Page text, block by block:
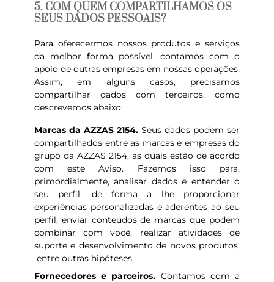
5. COM QUEM COMPARTILHAMOS OS
SEUS DADOS PESSOAIS?
Para oferecermos nossos produtos e serviços
da melhor forma possível, contamos com o
apoio de outras empresas em nossas operações.
Assim, em alguns casos, precisamos
compartilhar dados com terceiros, como
descrevemos abaixo:
Marcas da AZZAS 2154. Seus dados podem ser
compartilhados entre as marcas e empresas do
grupo da AZZAS 2154, as quais estão de acordo
com este Aviso. Fazemos isso para,
primordialmente, analisar dados e entender o
seu perfil, de forma a lhe proporcionar
experiências personalizadas e aderentes ao seu
perfil, enviar conteúdos de marcas que podem
combinar com você, realizar atividades de
suporte e desenvolvimento de novos produtos,
entre outras hipóteses.
Fornecedores e parceiros. Contamos com a